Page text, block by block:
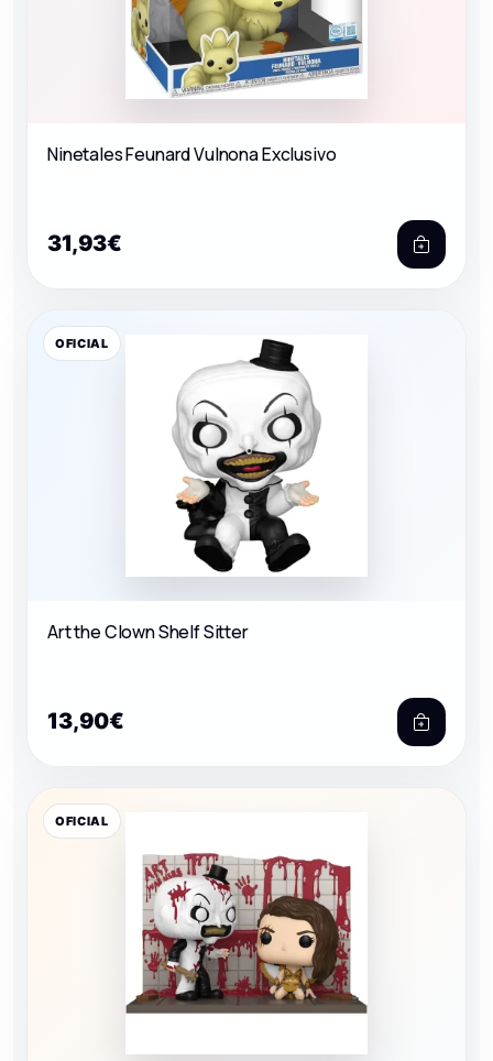
Ninetales Feunard Vulnona Exclusivo
31,93€
OFICIAL
Art the Clown Shelf Sitter
13,90€
OFICIAL